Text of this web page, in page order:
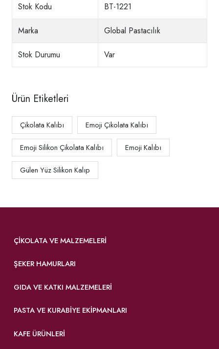
Stok Kodu BT-1221
Marka Global Pastacılık
Stok Durumu Var
Ürün Etiketleri
Çikolata Kalıbı Emoji Çikolata Kalıbı
Emoji Silikon Çikolata Kalıbı Emoji Kalıbı
Gülen Yüz Silikon Kalıp
ÇIKOLATA VE MALZEMELERI
ŞEKER HAMURLARI
GIDA VE KATKI MALZEMELERI
PASTA VE KURABIYE EKIPMANLARI
KAFE ÜRÜNLERI